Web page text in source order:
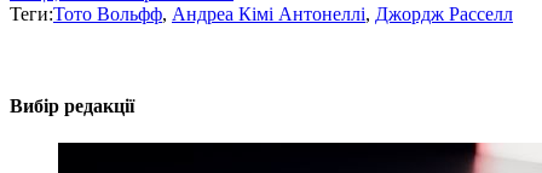
Теги:Тото Вольфф, Андреа Кімі Антонеллі, Джордж Расселл
Вибір редакції